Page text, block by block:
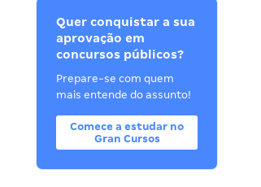
Quer conquistar a sua
aprovação em
concursos públicos?
Prepare-se com quem
mais entende do assunto!
Comece a estudar no
Gran Cursos